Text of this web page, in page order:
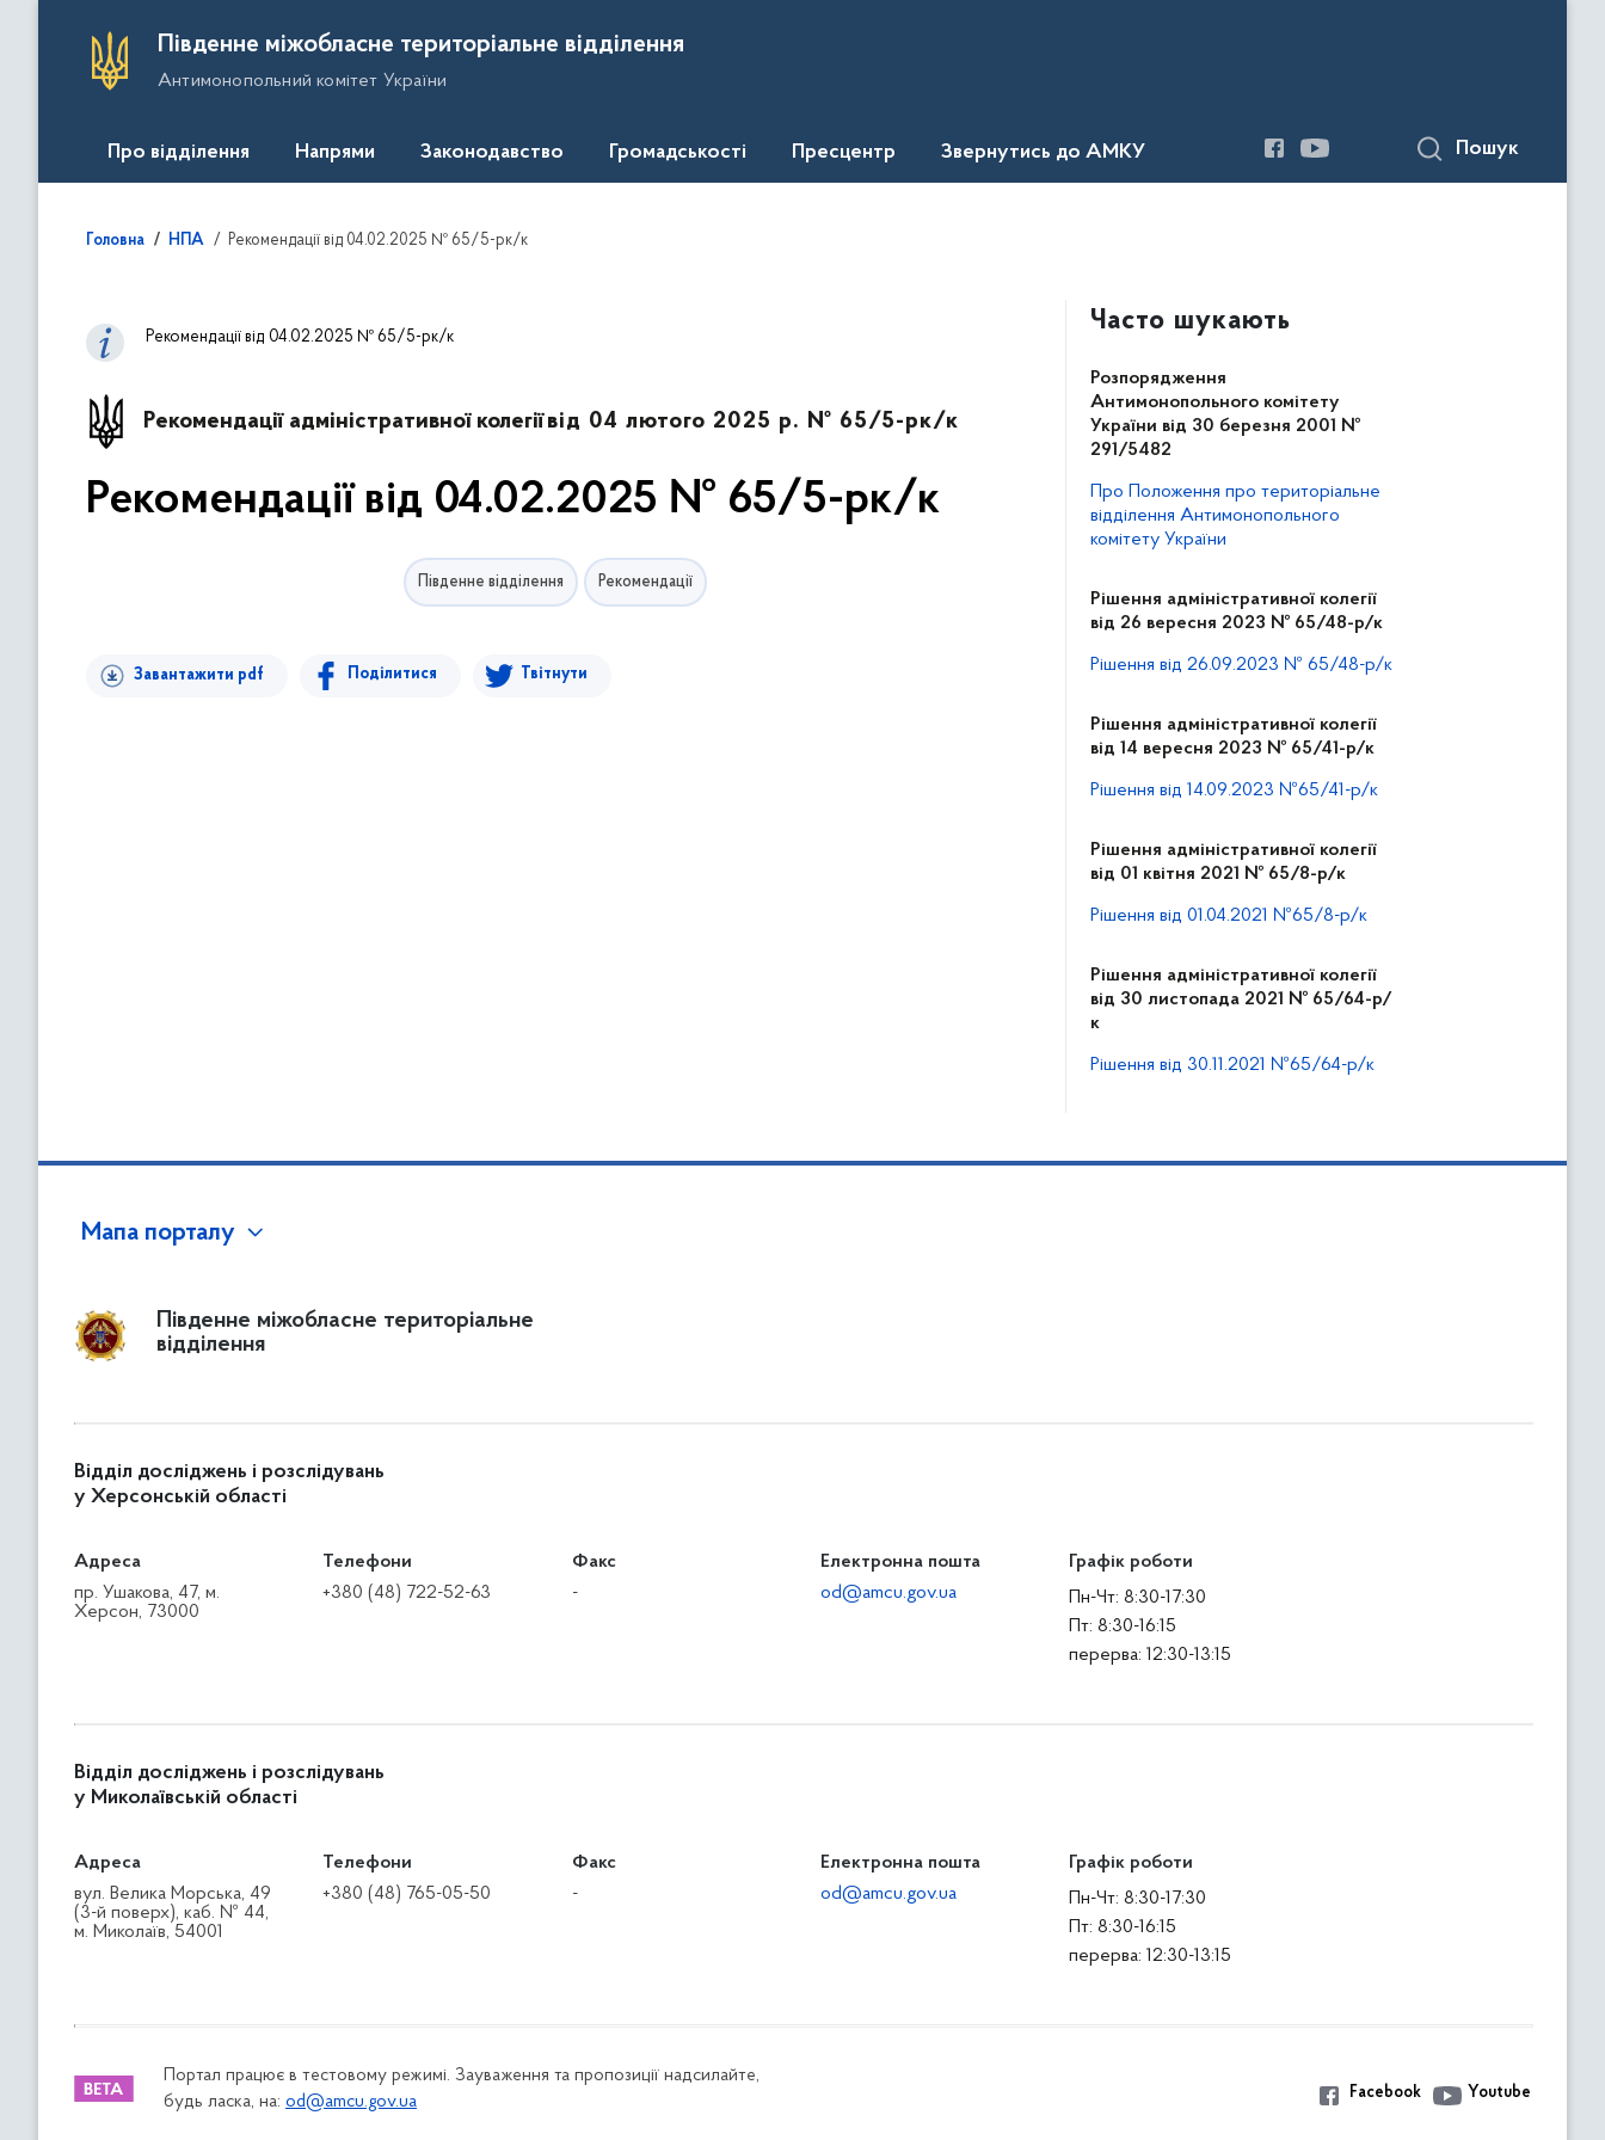
Південне міжобласне територіальне відділення
Антимонопольний комітет України
Про відділення Напрями Законодавство Громадськості Пресцентр Звернутись до АМКУ Пошук
Головна НПА Рекомендації від 04.02.2025 № 65/5-рк/к
Рекомендації від 04.02.2025 № 65/5-рк/к
Рекомендації адміністративної колегії від 04 лютого 2025 р. № 65/5-рк/к
Рекомендації від 04.02.2025 № 65/5-рк/к
Південне відділення Рекомендації
Завантажити pdf Поділитися Твітнути
Часто шукають
Розпорядження
Антимонопольного комітету
України від 30 березня 2001 №
291/5482
Про Положення про територіальне
відділення Антимонопольного
комітету України
Рішення адміністративної колегії
від 26 вересня 2023 № 65/48-р/к
Рішення від 26.09.2023 № 65/48-р/к
Рішення адміністративної колегії
від 14 вересня 2023 № 65/41-р/к
Рішення від 14.09.2023 №65/41-р/к
Рішення адміністративної колегії
від 01 квітня 2021 № 65/8-р/к
Рішення від 01.04.2021 №65/8-р/к
Рішення адміністративної колегії
від 30 листопада 2021 № 65/64-р/
к
Рішення від 30.11.2021 №65/64-р/к
Мапа порталу
Південне міжобласне територіальне
відділення
Відділ досліджень і розслідувань
у Херсонській області
Адреса
пр. Ушакова, 47, м.
Херсон, 73000
Телефони
+380 (48) 722-52-63
Факс
-
Електронна пошта
od@amcu.gov.ua
Графік роботи
Пн-Чт: 8:30-17:30
Пт: 8:30-16:15
перерва: 12:30-13:15
Відділ досліджень і розслідувань
у Миколаївській області
Адреса
вул. Велика Морська, 49
(3-й поверх), каб. № 44,
м. Миколаїв, 54001
Телефони
+380 (48) 765-05-50
Факс
-
Електронна пошта
od@amcu.gov.ua
Графік роботи
Пн-Чт: 8:30-17:30
Пт: 8:30-16:15
перерва: 12:30-13:15
Портал працює в тестовому режимі. Зауваження та пропозиції надсилайте,
будь ласка, на: od@amcu.gov.ua Facebook Youtube